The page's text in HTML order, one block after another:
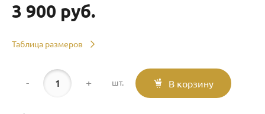
3 900 руб.
Таблица размеров
- + шт. В корзину